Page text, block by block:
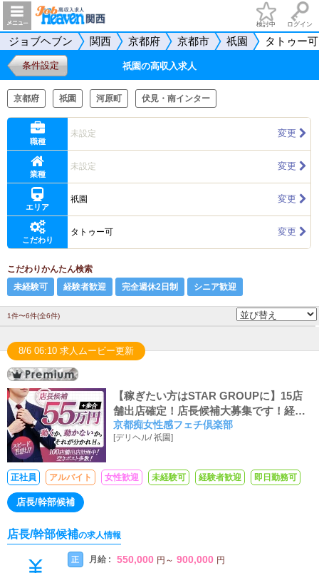
検討中 ログイン
ジョブヘブン 関西 京都府 京都市 祇園 タトゥー可
条件設定 祇園の高収入求人
京都府 祇園 河原町 伏見・南インター
職種
未設定 変更
業種
未設定 変更
エリア
祇園 変更
こだわり
タトゥー可 変更
こだわりかんたん検索
未経験可
経験者歓迎 完全週休2日制 シニア歓迎
1件〜6件(全6件)
8/6 06:10 求人ムービー更新
【稼ぎたい方はSTAR GROUPに】15店
舗出店確定！店長候補大募集です！経験
により店長スタートも、未経験でも3ヶ月
で店長に昇格可能です！
京都痴女性感フェチ倶楽部
[デリヘル/祇園]
正社員 アルバイト 女性歓迎 未経験可 経験者歓迎 即日勤務可
店長/幹部候補
店長/幹部候補の求人情報
正 月給 : 550,000 円 ～ 900,000 円